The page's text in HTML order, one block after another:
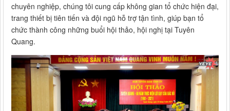
chuyên nghiệp, chúng tôi cung cấp không gian tổ chức hiện đại,
trang thiết bị tiên tiến và đội ngũ hỗ trợ tận tình, giúp bạn tổ
chức thành công những buổi hội thảo, hội nghị tại Tuyên
Quang.